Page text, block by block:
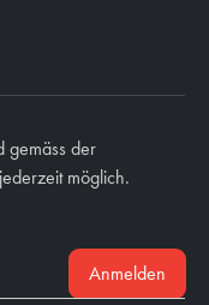
gemäss der
möglich.
Anmelden